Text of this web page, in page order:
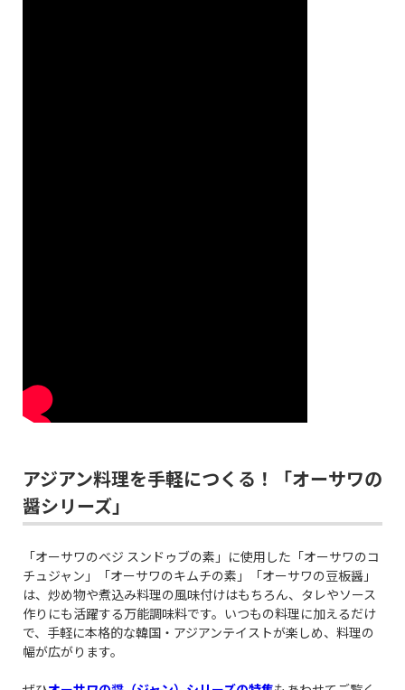
アジアン料理を手軽につくる！「オーサワの
醤シリーズ」
「オーサワのベジ スンドゥブの素」に使用した「オーサワのコ
チュジャン」「オーサワのキムチの素」「オーサワの豆板醤」
は、炒め物や煮込み料理の風味付けはもちろん、タレやソース
作りにも活躍する万能調味料です。いつもの料理に加えるだけ
で、手軽に本格的な韓国・アジアンテイストが楽しめ、料理の
幅が広がります。